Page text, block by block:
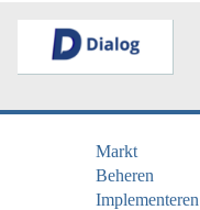
Markt
Beheren
Implementeren